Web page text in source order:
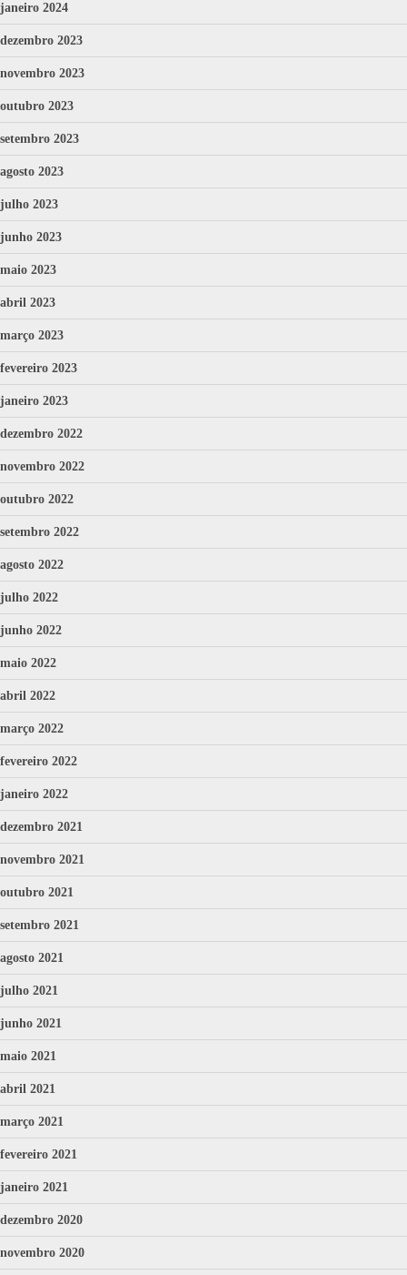
janeiro 2024
dezembro 2023
novembro 2023
outubro 2023
setembro 2023
agosto 2023
julho 2023
junho 2023
maio 2023
abril 2023
março 2023
fevereiro 2023
janeiro 2023
dezembro 2022
novembro 2022
outubro 2022
setembro 2022
agosto 2022
julho 2022
junho 2022
maio 2022
abril 2022
março 2022
fevereiro 2022
janeiro 2022
dezembro 2021
novembro 2021
outubro 2021
setembro 2021
agosto 2021
julho 2021
junho 2021
maio 2021
abril 2021
março 2021
fevereiro 2021
janeiro 2021
dezembro 2020
novembro 2020